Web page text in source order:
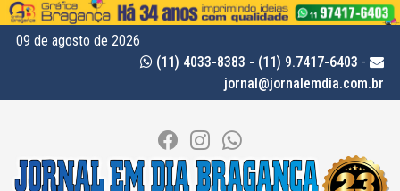
09 de agosto de 2026
(11) 4033-8383 - (11) 9.7417-6403 -
jornal@jornalemdia.com.br